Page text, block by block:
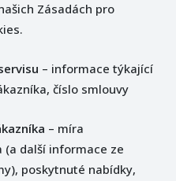
Zásadách pro
– informace týkající
číslo smlouvy
– míra
(a další informace ze
poskytnuté nabídky,